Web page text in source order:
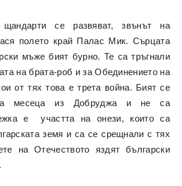
щандарти се развяват, звънът на
полето край Палас Мик. Сърцата
мъже бият бурно. Те са тръгнали
на брата-роб и за Обединението на
от тях това е трета война. Бият се
месеца из Добруджа и не са
е участта на онези, които са
земя и са се срещнали с тях
на Отечеството яздят български